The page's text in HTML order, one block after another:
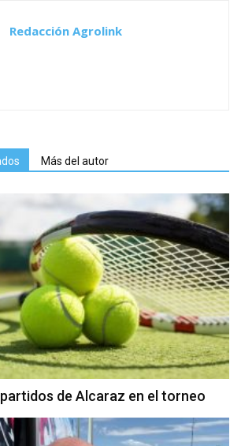
Redacción Agrolink
Más del autor
de Alcaraz en el torneo